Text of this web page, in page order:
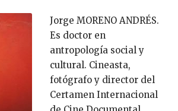
Jorge MORENO ANDRÉS.
Es doctor en
antropología social y
cultural. Cineasta,
fotógrafo y director del
Certamen Internacional